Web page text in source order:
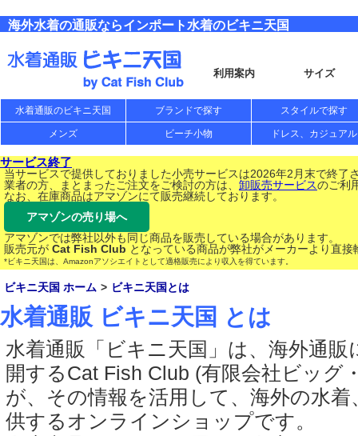
海外水着の通販ならインポート水着のビキニ天国
利用案内 サイズ
水着通販のビキニ天国 ブランドで探す スタイルで探す
メンズ ビーチ小物 ドレス、カジュアル
サービス終了
当サービスで提供しておりました小売サービスは2026年2月末で終了
業者の方、まとまったご注文をご検討の方は、 卸販売サービスのご利
なお、在庫商品はアマゾンにて販売継続しております。
アマゾンの売り場へ
アマゾンでは弊社以外も同じ商品を販売している場合があります。
販売元が Cat Fish Club となっている商品が弊社がメーカーより直
*ビキニ天国は、Amazonアソシエイトとして適格販売により収入を得ています。
ビキニ天国 ホーム ビキニ天国とは
水着通販 ビキニ天国 とは
水着通販「ビキニ天国」は、海外通
開するCat Fish Club (有限会社ビッグ
が、その情報を活用して、海外の水
供するオンラインショップです。